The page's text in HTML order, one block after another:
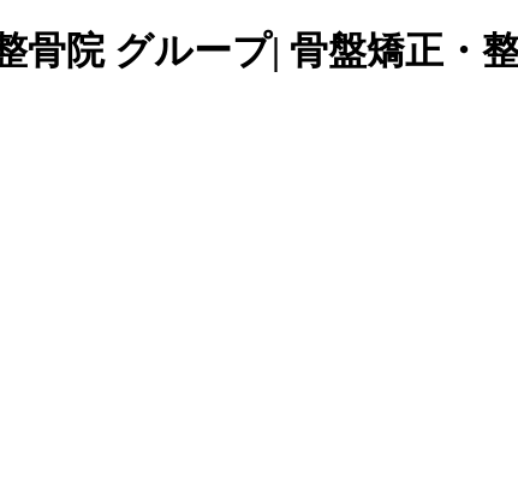
骨院 グループ| 骨盤矯正・